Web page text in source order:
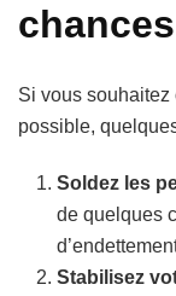
chances
Si vous
possible,
Soldez les
de quelques
Stabilisez